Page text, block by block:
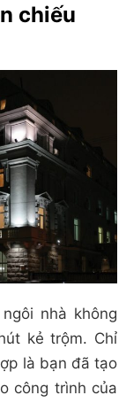
chiếu
nhà không
kẻ trộm. Chỉ
là bạn đã tạo
công trình của